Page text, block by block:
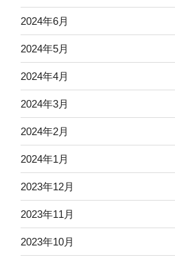
2024年6月
2024年5月
2024年4月
2024年3月
2024年2月
2024年1月
2023年12月
2023年11月
2023年10月